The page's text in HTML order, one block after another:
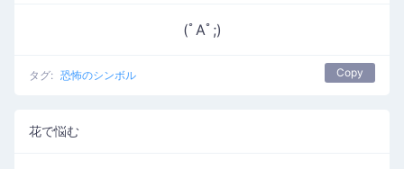
(ﾟAﾟ;)
タグ: 恐怖のシンボル Copy
花で悩む